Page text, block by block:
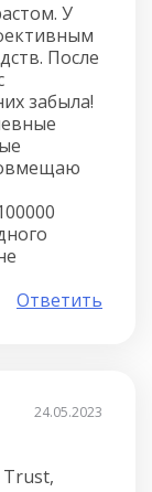
У
После
забыла!
Ответить
24.05.2023
Trust,